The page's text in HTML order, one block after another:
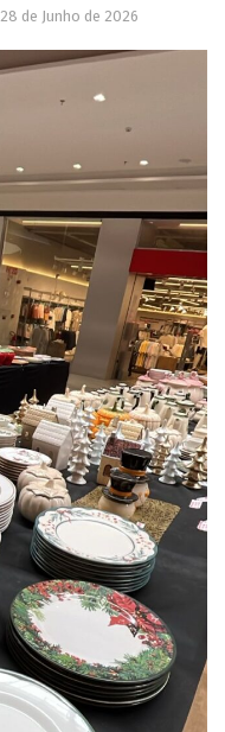
28 de Junho de 2026